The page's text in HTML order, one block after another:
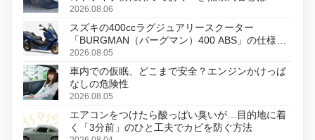
2026.08.06
スズキの400ccラグジュアリースクーター
「BURGMAN（バーグマン）400 ABS」の仕様を
変更し、8月18日に発売
2026.08.05
車内での仮眠、どこまで安全？エンジンかけっぱ
なしの危険性
2026.08.05
エアコンをつけたら酸っぱい臭いが…目的地に着
く「3分前」のひと工夫でカビを防ぐ方法